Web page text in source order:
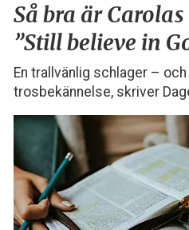
Så bra är
”Still believe in
En trallvänlig schlager –
trosbekännelse, skriver